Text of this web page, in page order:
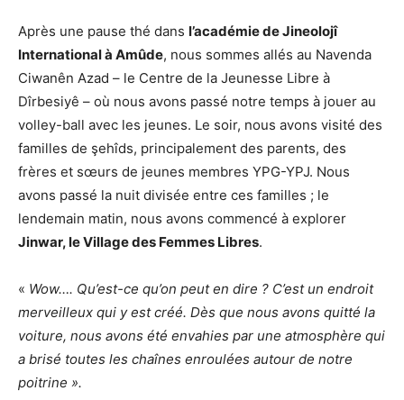
Après une pause thé dans l’académie de Jineolojî
International à Amûde, nous sommes allés au Navenda
Ciwanên Azad – le Centre de la Jeunesse Libre à
Dîrbesiyê – où nous avons passé notre temps à jouer au
volley-ball avec les jeunes. Le soir, nous avons visité des
familles de şehîds, principalement des parents, des
frères et sœurs de jeunes membres YPG-YPJ. Nous
avons passé la nuit divisée entre ces familles ; le
lendemain matin, nous avons commencé à explorer
Jinwar, le Village des Femmes Libres.
« Wow…. Qu’est-ce qu’on peut en dire ? C’est un endroit
merveilleux qui y est créé. Dès que nous avons quitté la
voiture, nous avons été envahies par une atmosphère qui
a brisé toutes les chaînes enroulées autour de notre
poitrine ».